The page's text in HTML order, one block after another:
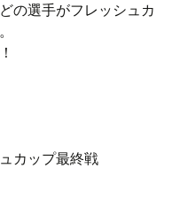
の選手がフレッシュカ
カップ最終戦